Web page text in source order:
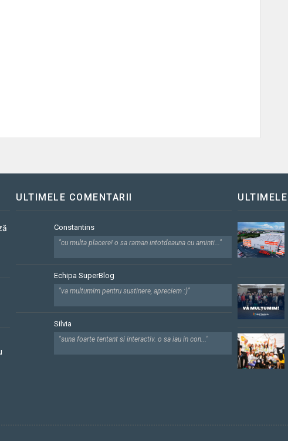
ULTIMELE COMENTARII
Constantins
"cu multa placere! o sa raman intotdeauna cu aminti..."
Echipa SuperBlog
"va multumim pentru sustinere, apreciem :)"
Silvia
"suna foarte tentant si interactiv. o sa iau in con..."